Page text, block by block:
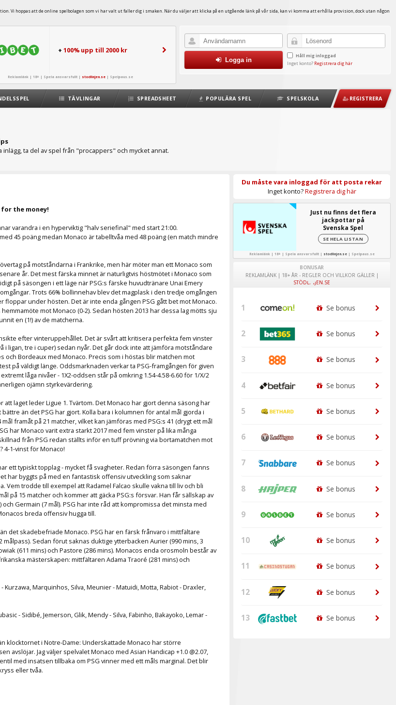
Vi hoppas att de online spelbolagen som vi har valt ut faller dig i smaken. När du väljer att klicka på en utgående länk på vår sida, kan vi komma att erhålla provision, dock utan någon
+ 100% upp till 2000 kr
Reklamlänk | 18+ | Spela ansvarsfullt | stodlinjen.se | Spelpaus.se
Håll mig inloggad
Inget konto? Registrera dig här
Logga in
TÄVLINGAR SPREADSHEET POPULÄRA SPEL SPELSKOLA REGISTRERA
ta del av spel från "procappers" och mycket annat.
for the money!
varandra i en hyperviktig "halv seriefinal" med start 21:00.
45 poäng medan Monaco är tabelltvåa med 48 poäng (en match mindre
på motståndarna i Frankrike, men här möter man ett Monaco som
år. Det mest färska minnet är naturligtvis höstmötet i Monaco som
på säsongen i ett läge när PSG:s färske huvudtränare Unai Emery
Trots 66% bollinnehav blev det magplask i den tredje omgången
floppar under hösten. Det är inte enda gången PSG gått bet mot Monaco.
mot Monaco (0-2). Sedan hösten 2013 har dessa lag mötts sju
en (1!) av de matcherna.
efter vinteruppehållet. Det är svårt att kritisera perfekta fem vinster
i ligan, tre i cuper) sedan nyår. Det går dock inte att jämföra motståndare
och Bordeaux med Monaco. Precis som i höstas blir matchen mot
på väldigt länge. Oddsmarknaden verkar ta PSG-framgången för given
låga nivåer - 1X2-oddsen står på omkring 1.54-4.58-6.60 för 1/X/2
ojämn styrkevärdering.
laget leder Ligue 1. Tvärtom. Det Monaco har gjort denna säsong har
än det PSG har gjort. Kolla bara i kolumnen för antal mål gjorda i
framåt på 21 matcher, vilket kan jämföras med PSG:s 41 (drygt ett mål
har Monaco varit extra starkt 2017 med fem vinster på lika många
från PSG redan ställts inför en tuff prövning via bortamatchen mot
4-1-vinst för Monaco!
ett typiskt topplag - mycket få svagheter. Redan förra säsongen fanns
har byggts på med en fantastisk offensiv utveckling som saknar
Vem trodde till exempel att Radamel Falcao skulle vakna till liv och bli
på 15 matcher och kommer att gäcka PSG:s försvar. Han får sällskap av
och Germain (7 mål). PSG har inte råd att kompromissa det minsta med
breda offensiv hugga till.
det skadebefriade Monaco. PSG har en färsk frånvaro i mittfältare
målpass). Sedan förut saknas duktige ytterbacken Aurier (990 mins, 3
(611 mins) och Pastore (286 mins). Monacos enda orosmoln består av
mästerskapen: mittfältaren Adama Traoré (281 mins) och
Kurzawa, Marquinhos, Silva, Meunier - Matuidi, Motta, Rabiot - Draxler,
- Sidibé, Jemerson, Glik, Mendy - Silva, Fabinho, Bakayoko, Lemar -
klocktornet i Notre-Dame: Underskattade Monaco har större
avslöjar. Jag väljer spelvalet Monaco med Asian Handicap +1.0 @2.07,
med insatsen tillbaka om PSG vinner med ett måls marginal. Det blir
eller tvåa.
Du måste vara inloggad för att posta rekar
Inget konto?Registrera dig här
Just nu finns det flera
jackpottar på
Svenska Spel
SE HELA LISTAN
Reklamlänk | 18+ | Spela ansvarsfullt | stodlinjen.se| Spelpaus.se
BONUSAR
REKLAMLÄNK | 18+ ÅR - REGLER OCH VILLKOR GÄLLER |
STÖDLINJEN.SE
1 Se bonus
2 Se bonus
3 Se bonus
4 Se bonus
5 Se bonus
6 Se bonus
7 Se bonus
8 Se bonus
9 Se bonus
10 Se bonus
11 Se bonus
12 Se bonus
13 Se bonus